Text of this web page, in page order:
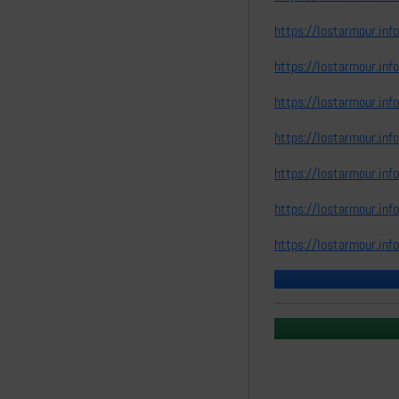
https://
https://
https://
https://
https://
https://
https://